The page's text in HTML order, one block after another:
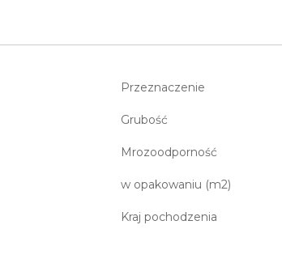
Przeznaczenie
Grubość
Mrozoodporność
w opakowaniu (m2)
Kraj pochodzenia